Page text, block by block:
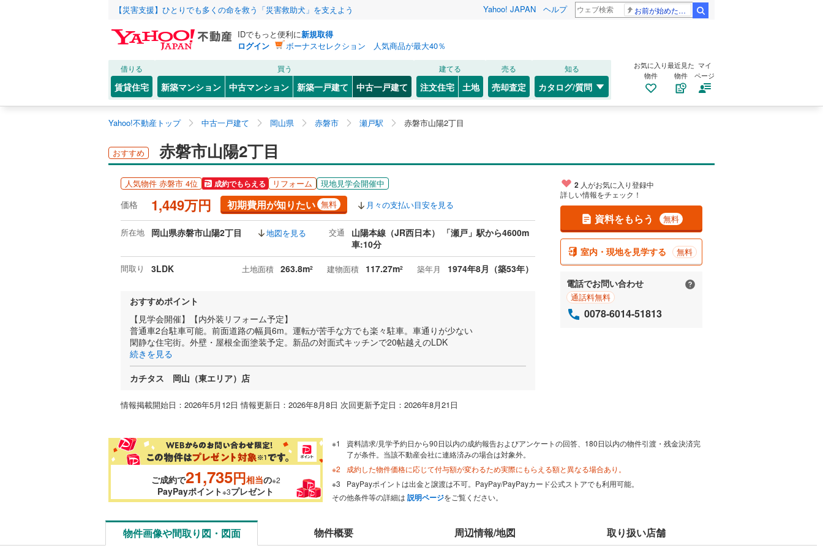
【災害支援】ひとりでも多くの命を救う「災害救助犬」を支えよう Yahoo! JAPAN ヘルプ お前が始めた物語だろ
IDでもっと便利に新規取得
ログイン
ボーナスセレクション 人気商品が最大40％
借りる
賃貸住宅
買う
新築マンション 中古マンション 新築一戸建て 中古一戸建て
建てる
注文住宅 土地
売る
売却査定
知る
カタログ/質問
お気に入り
物件
最近見た
物件
マイ
ページ
Yahoo!不動産トップ 中古一戸建て 岡山県 赤磐市 瀬戸駅 赤磐市山陽2丁目
おすすめ 赤磐市山陽2丁目
人気物件 赤磐市 4位 成約でもらえる リフォーム 現地見学会開催中
価格 1,449万円 初期費用が知りたい 無料 月々の支払い目安を見る
所在地 岡山県赤磐市山陽2丁目 地図を見る 交通
山陽本線（JR西日本） 「瀬戸」駅から4600m
車:10分
間取り 3LDK 土地面積 263.8m2 建物面積 117.27m2 築年月 1974年8月（築53年）
おすすめポイント
【見学会開催】【内外装リフォーム予定】
普通車2台駐車可能。前面道路の幅員6m。運転が苦手な方でも楽々駐車。車通りが少ない
閑静な住宅街。外壁・屋根全面塗装予定。新品の対面式キッチンで20帖越えのLDK
続きを見る
カチタス 岡山（東エリア）店
情報掲載開始日：2026年5月12日 情報更新日：2026年8月8日 次回更新予定日：2026年8月21日
2 人がお気に入り登録中
詳しい情報をチェック！
資料をもらう 無料
室内・現地を見学する 無料
電話でお問い合わせ
通話料無料
0078-6014-51813
ご成約で21,735円相当の※2
PayPayポイント※3プレゼント
資料請求/見学予約日から90日以内の成約報告およびアンケートの回答、180日以内の物件引渡・残金決済完
了が条件。当該不動産会社に連絡済みの場合は対象外。
成約した物件価格に応じて付与額が変わるため実際にもらえる額と異なる場合あり。
PayPayポイントは出金と譲渡は不可。PayPay/PayPayカード公式ストアでも利用可能。
その他条件等の詳細は 説明ページをご覧ください。
物件画像や間取り図・図面 物件概要 周辺情報/地図 取り扱い店舗